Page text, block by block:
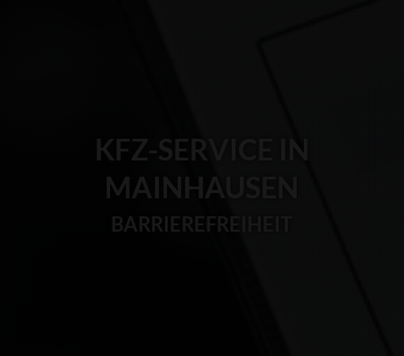
KFZ-SERVICE IN
MAINHAUSEN
BARRIEREFREIHEIT